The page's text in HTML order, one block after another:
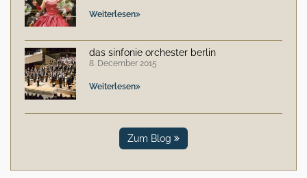
Weiterlesen
das sinfonie orchester berlin
8. December 2015
Weiterlesen
Zum Blog